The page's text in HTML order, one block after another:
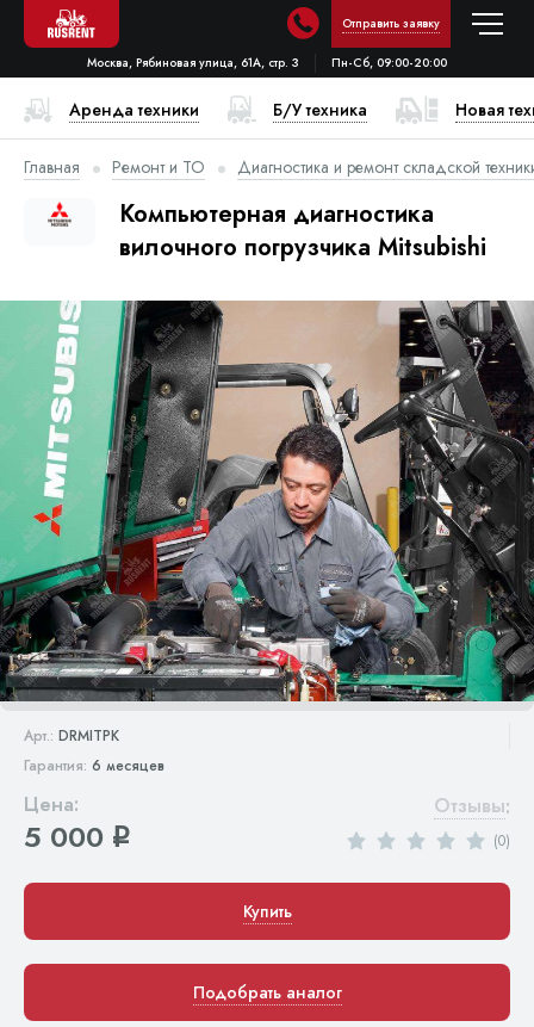
Отправить заявку
Москва, Рябиновая улица, 61А, стр. 3 Пн-Сб, 09:00-20:00
Аренда техники Б/У техника Новая
Главная Ремонт и ТО Диагностика и ремонт складской
Компьютерная диагностика
вилочного погрузчика Mitsubishi
Арт.: DRMITPK
Гарантия: 6 месяцев
Цена:
5 000 q
Отзывы:
(0)
Купить
Подобрать аналог